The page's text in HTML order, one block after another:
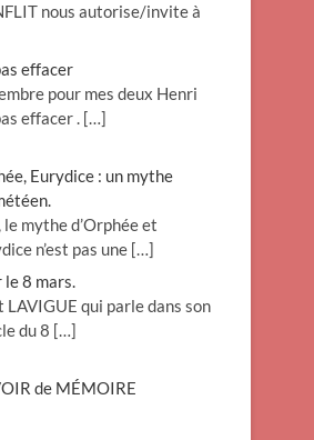
n
nous autorise/invite à
effacer
pour mes deux Henri
effacer . […]
Eurydice : un mythe
le mythe d’Orphée et
n’est pas une […]
le 8 mars.
LAVIGUE qui parle dans son
du 8 […]
de MÉMOIRE